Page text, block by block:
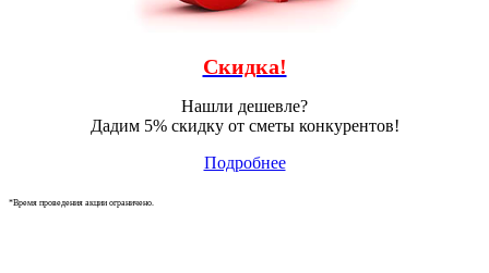
Скидка!
Нашли дешевле?
Дадим 5% скидку от сметы конкурентов!
Подробнее
*Время проведения акции ограничено.